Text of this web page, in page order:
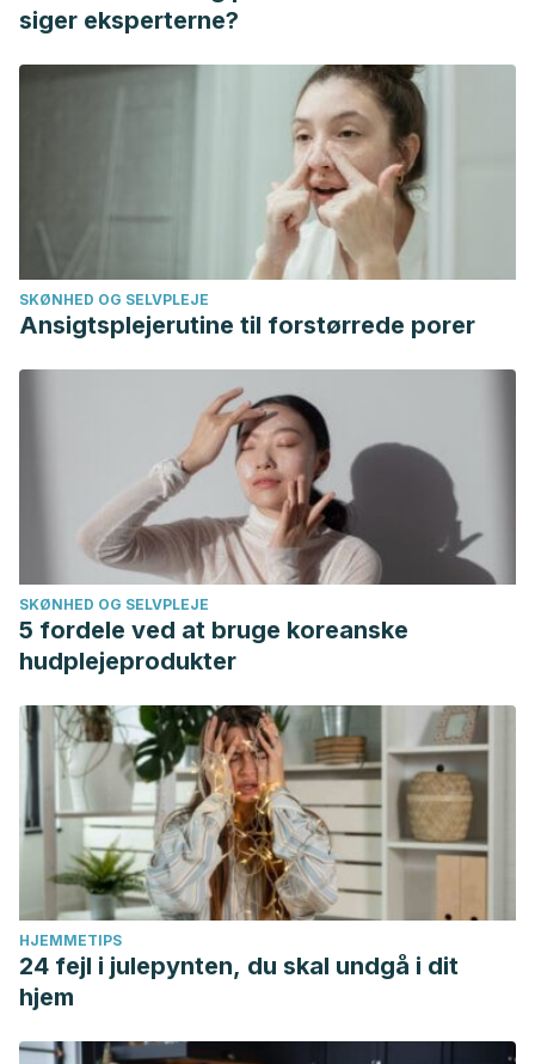
atención primaria: evaluación e intervención. Aten Primaria
2011;43(12):668-677.
Philips D, et al. Cardiac mortality is higher around Christmas
and New Year´ than and any other time: The holidays as a
risk factor of death. Circulation 2004;110:3781-3788.
Vilà R, et al. Utilidad de las técnicas de relajación aplicadas
a pacientes con cardiopatía isquémica: intervención. Aten
siger eksperterne?
SKØNHED OG SELVPLEJE
Ansigtsplejerutine til forstørrede porer
SKØNHED OG SELVPLEJE
5 fordele ved at bruge koreanske
hudplejeprodukter
HJEMMETIPS
24 fejl i julepynten, du skal undgå i dit
hjem